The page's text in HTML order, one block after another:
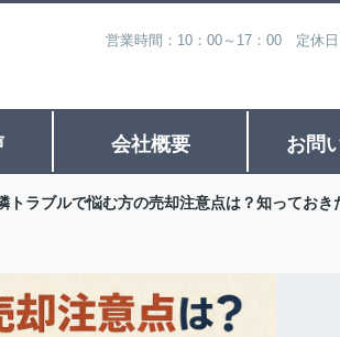
営業時間：10：00～17：00 定休
会社概要 お問
トラブルで悩む方の売却注意点は？知ってお